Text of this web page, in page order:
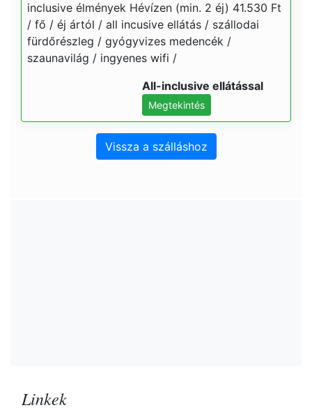
inclusive élmények Hévízen (min. 2 éj) 41.530 Ft
/ fő / éj ártól / all incusive ellátás / szállodai
fürdőrészleg / gyógyvizes medencék /
szaunavilág / ingyenes wifi /
All-inclusive ellátással
Megtekintés
Vissza a szálláshoz
Linkek